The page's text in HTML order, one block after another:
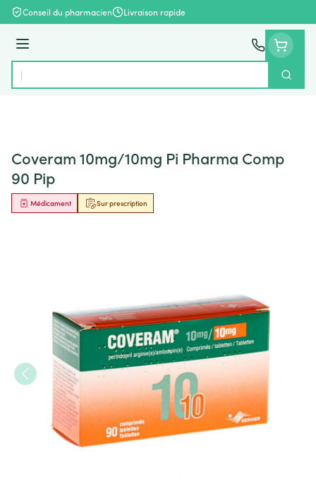
Aller au contenu
Conseil du pharmacien Livraison rapide
Menu
Rechercher
Coveram 10mg/10mg Pi Pharma Comp
90 Pip
Sur prescription
Médicament